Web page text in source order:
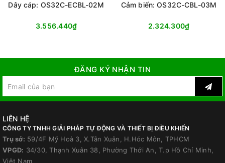
Dây cáp: OS32C-ECBL-02M
3.556.440₫
Cảm biến: OS32C-CBL-03M
2.324.300₫
ĐĂNG KÝ NHẬN TIN
LIÊN HỆ
CÔNG TY TNHH GIẢI PHÁP TỰ ĐỘNG VÀ THIẾT BỊ ĐIỀU KHIỂN
Trụ sở: 59/4F Mỹ Hoà 3, X.Tân Xuân, H.Hóc Môn, TPHCM
VPGD: 34/30, Thạnh Xuân 38, Phường Thới An, T.p Hồ Chí Minh,
Việt Nam